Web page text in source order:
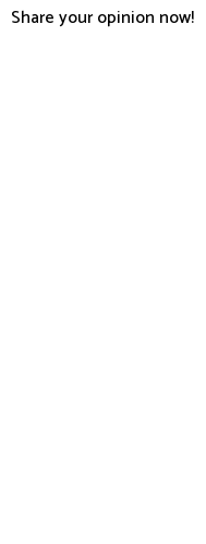
Share your opinion now!